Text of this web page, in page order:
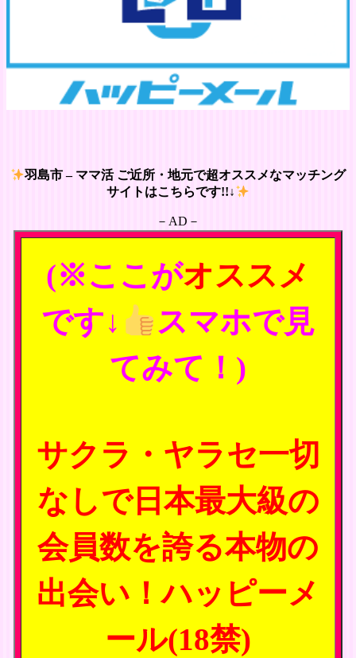
羽島市 – ママ活 ご近所・地元で超オススメなマッチング
サイトはこちらです!!↓
－AD－
(※ここがオススメ
です↓
スマホで見
てみて！)
サクラ・ヤラセ一切
なしで日本最大級の
会員数を誇る本物の
出会い！ハッピーメ
ール(18禁)